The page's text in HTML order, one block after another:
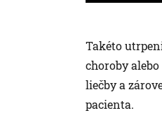
Takéto
choroby
liečby a
pacienta.